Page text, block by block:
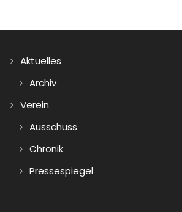
Aktuelles
Archiv
Verein
Ausschuss
Chronik
Pressespiegel